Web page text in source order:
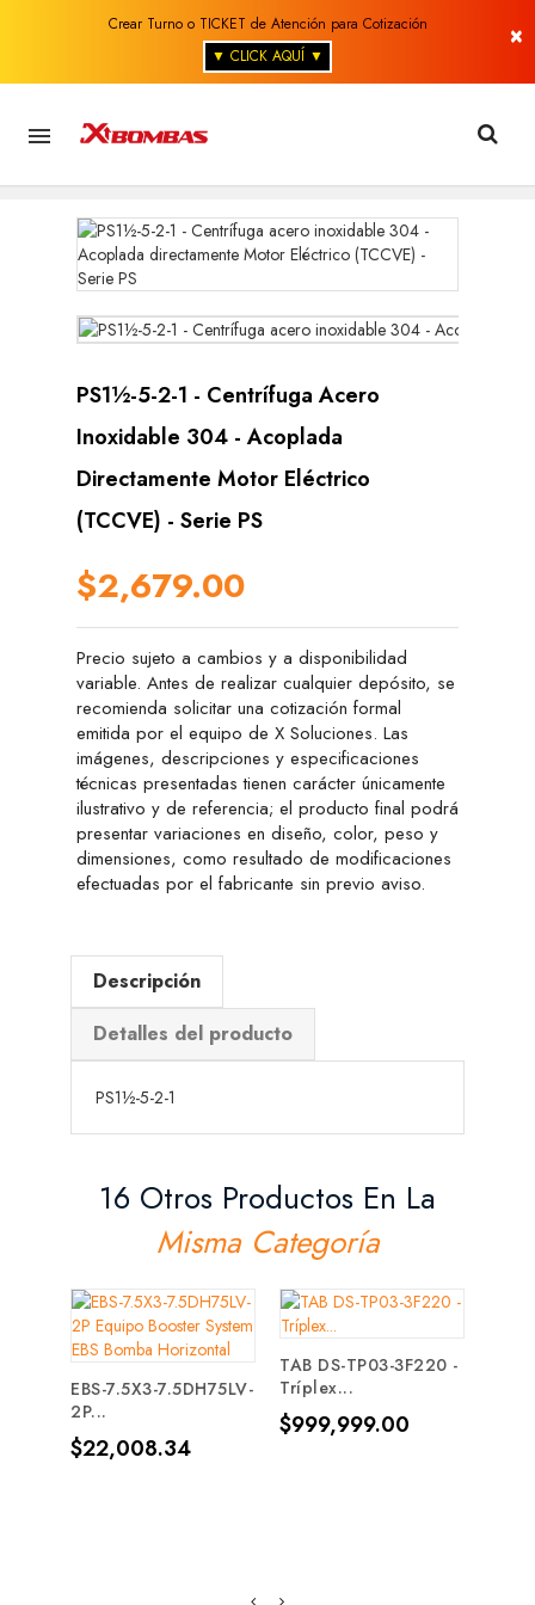
×
Crear Turno o TICKET de Atención para Cotización
▼ CLICK AQUÍ ▼

PS1½-5-2-1 - Centrífuga Acero
Inoxidable 304 - Acoplada
Directamente Motor Eléctrico
(TCCVE) - Serie PS
$2,679.00
Precio sujeto a cambios y a disponibilidad
variable. Antes de realizar cualquier depósito, se
recomienda solicitar una cotización formal
emitida por el equipo de X Soluciones. Las
imágenes, descripciones y especificaciones
técnicas presentadas tienen carácter únicamente
ilustrativo y de referencia; el producto final podrá
presentar variaciones en diseño, color, peso y
dimensiones, como resultado de modificaciones
efectuadas por el fabricante sin previo aviso.
Descripción
Detalles del producto
PS1½-5-2-1
16 Otros Productos En La
Misma Categoría
EBS-7.5X3-7.5DH75LV-
2P...
Precio
$22,008.34
TAB DS-TP03-3F220 -
Tríplex...
Precio
$999,999.00